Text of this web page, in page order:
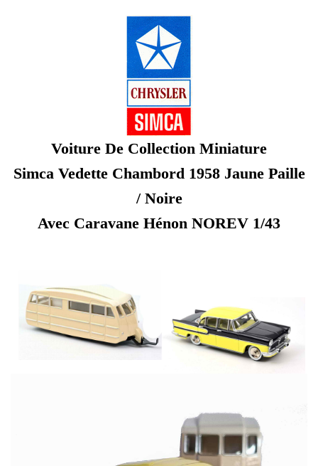
Voiture De Collection Miniature
Simca Vedette Chambord 1958 Jaune Paille
/ Noire
Avec Caravane Hénon NOREV 1/43